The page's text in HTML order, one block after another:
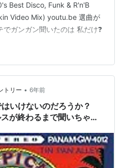
Best Disco, Funk & R'n'B
Video Mix) youtu.be 選曲が
ガンガン聞いたのは 私だけ❓
トリー • 6年前
いけないのだろうか？
が終わるまで聞いちゃダ